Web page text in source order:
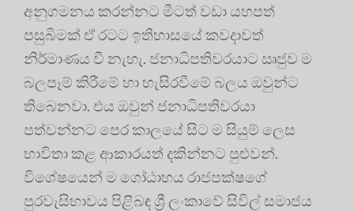
අනුගමනය කරන්නට මීටත් වඩා යහපත්
පසුබිමක් ඒ රටට ඉතිහාසයේ කවදාවත්
නිර්මාණය වී නැහැ. ජනාධිපතිවරයාට ඍජුව ම
බලපෑම් කිරීමේ හා හැසිරවීමේ බලය ඔවුන්ට
තිබෙනවා. එය ඔවුන් ජනාධිපතිවරයා
පත්වන්නට පෙර කාලයේ සිට ම සියුම් ලෙස
භාවිතා කළ ආකාරයත් දකින්නට පුළුවන්.
විශේෂයෙන් ම ගෝඨාභය රාජපක්ෂගේ
පුරවැසිභාවය පිළිබඳ ශ්‍රී ලංකාවේ සිවිල් සමාජය